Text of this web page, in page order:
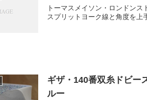
トーマスメイソン・ロンドン
スプリットヨーク線と角度を
ギザ・140番双糸ドビ
ルー